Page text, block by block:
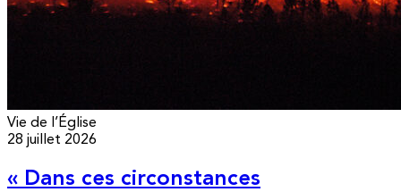
Vie de l’Église
28 juillet 2026
« Dans ces circonstances